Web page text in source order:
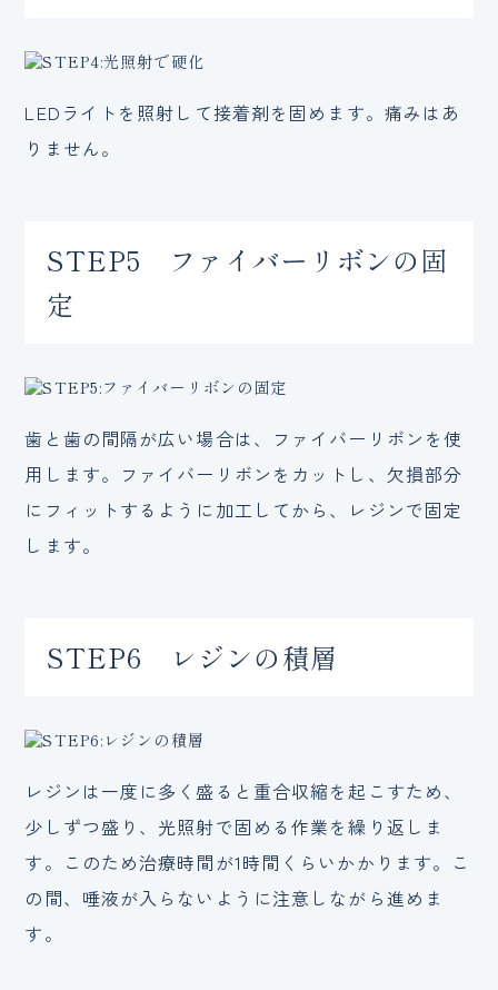
LEDライトを照射して接着剤を固めます。痛みはあ
りません。
STEP5 ファイバーリボンの固
定
歯と歯の間隔が広い場合は、ファイバーリボンを使
用します。ファイバーリボンをカットし、欠損部分
にフィットするように加工してから、レジンで固定
します。
STEP6 レジンの積層
レジンは一度に多く盛ると重合収縮を起こすため、
少しずつ盛り、光照射で固める作業を繰り返しま
す。このため治療時間が1時間くらいかかります。こ
の間、唾液が入らないように注意しながら進めま
す。